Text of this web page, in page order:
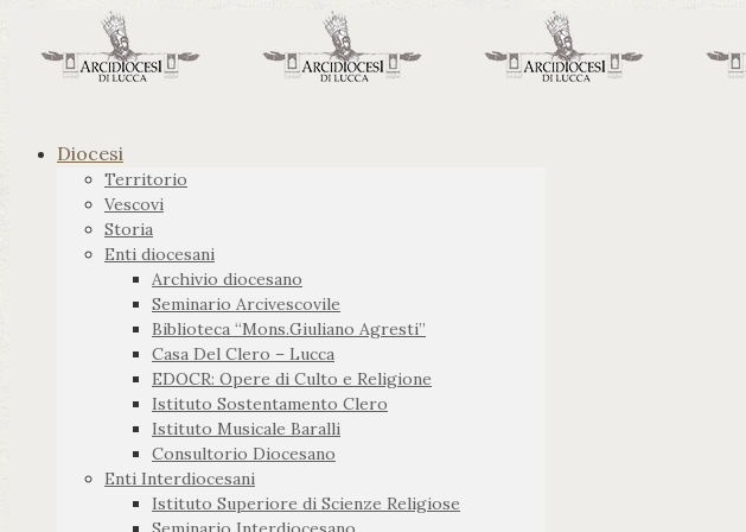
Diocesi
Territorio
Vescovi
Storia
Enti diocesani
Archivio diocesano
Seminario Arcivescovile
Biblioteca “Mons.Giuliano Agresti”
Casa Del Clero – Lucca
EDOCR: Opere di Culto e Religione
Istituto Sostentamento Clero
Istituto Musicale Baralli
Consultorio Diocesano
Enti Interdiocesani
Istituto Superiore di Scienze Religiose